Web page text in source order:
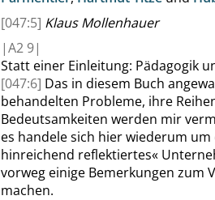
[047:5] Klaus Mollenhauer
|A2 9|
Statt einer Einleitung: Pädagogik
[047:6] Das in diesem Buch
behandelten Probleme, ihre
Bedeutsamkeiten werden mir
es handele sich hier wiederum
hinreichend reflektiertes«
vorweg einige Bemerkungen zum
machen.